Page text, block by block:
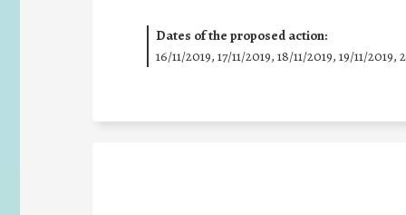
Dates of the proposed action:
16/11/2019, 17/11/2019, 18/11/2019, 19/11/